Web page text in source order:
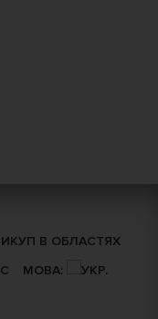
В ОБЛАСТЯХ
МОВА: